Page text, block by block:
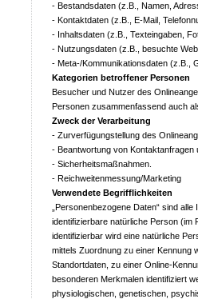
- Bestandsdaten (z.B., Namen,
- Kontaktdaten (z.B., E-Mail,
- Inhaltsdaten (z.B., Texteingaben,
- Nutzungsdaten (z.B., besuchte
- Meta-/Kommunikationsdaten (z.B.,
Kategorien betroffener Personen
Besucher und Nutzer des
Personen zusammenfassend auch
Zweck der Verarbeitung
- Zurverfügungstellung des
- Beantwortung von Kontaktanfragen
- Sicherheitsmaßnahmen.
- Reichweitenmessung/Marketing
Verwendete Begrifflichkeiten
„Personenbezogene Daten“ sind
identifizierbare natürliche Person (im
identifizierbar wird eine natürliche
mittels Zuordnung zu einer Kennung
Standortdaten, zu einer Online-
besonderen Merkmalen identifiziert
physiologischen, genetischen,